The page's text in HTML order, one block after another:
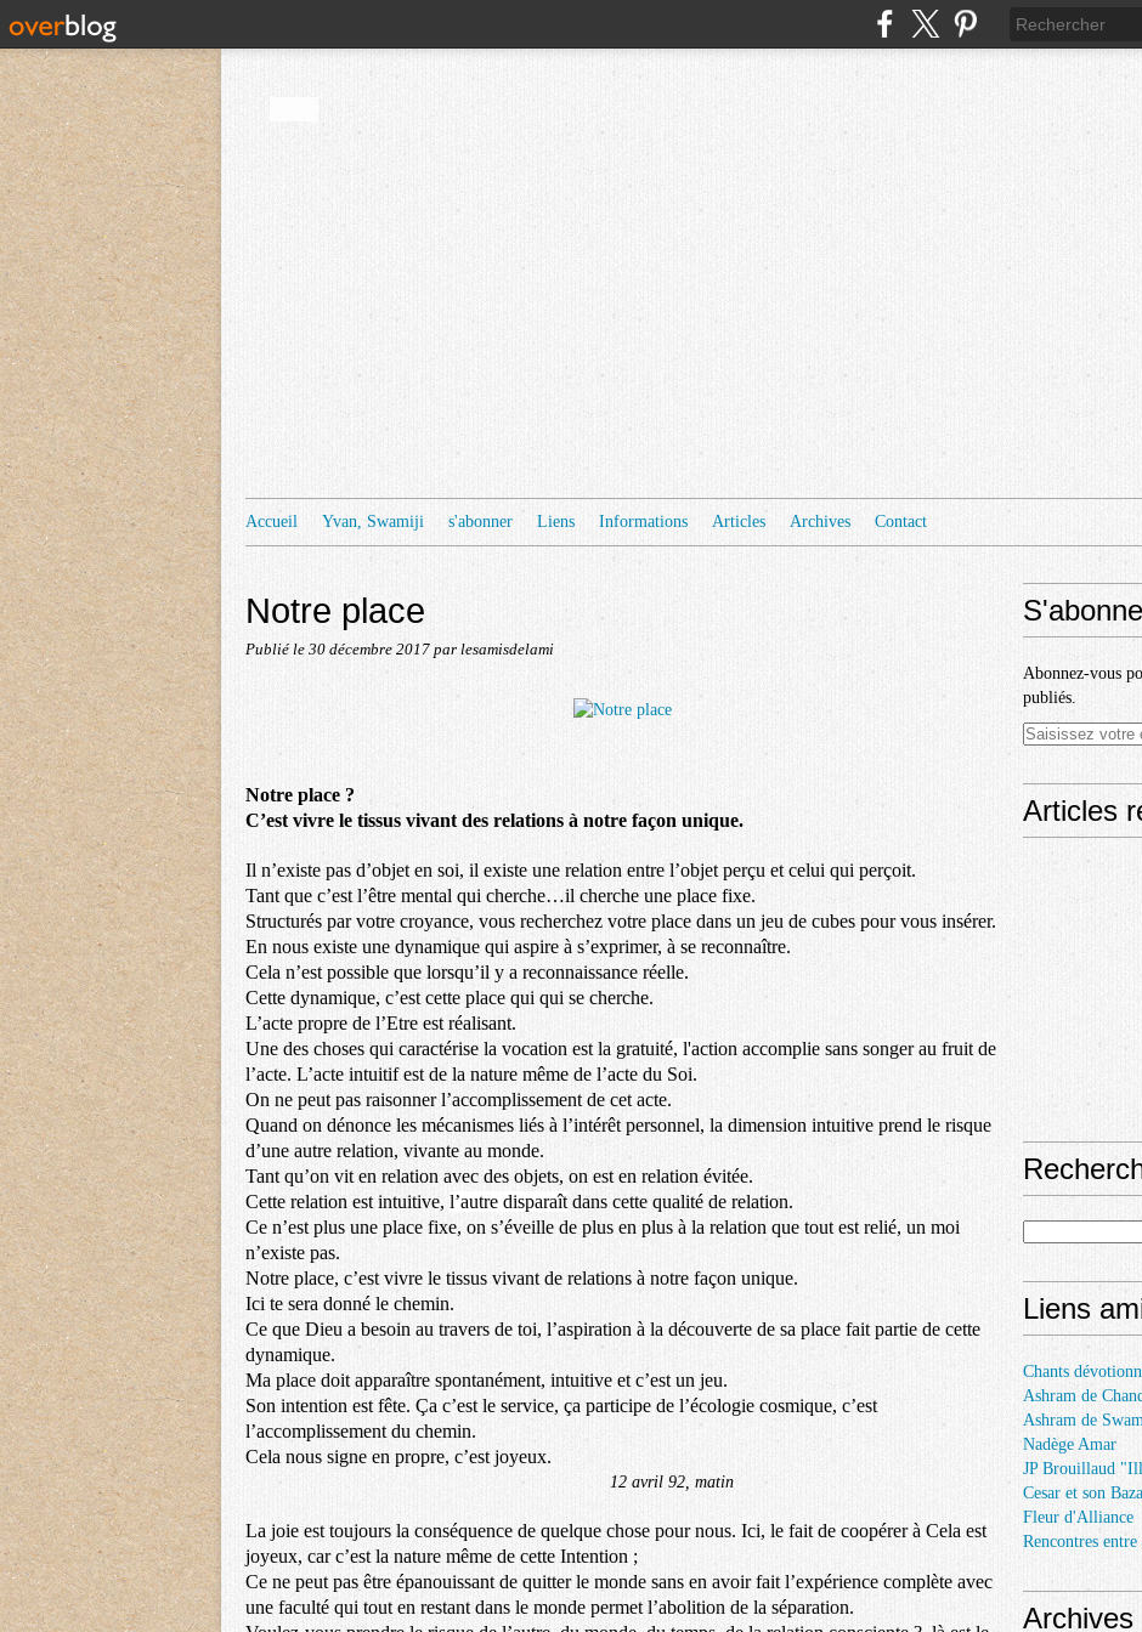
Accueil Yvan, Swamiji s'abonner Liens Informations Articles Archives Contact
Notre place
Publié le 30 décembre 2017 par lesamisdelami
Notre place ?
C’est vivre le tissus vivant des relations à notre façon unique.
Il n’existe pas d’objet en soi, il existe une relation entre l’objet perçu et celui qui perçoit.
Tant que c’est l’être mental qui cherche…il cherche une place fixe.
Structurés par votre croyance, vous recherchez votre place dans un jeu de cubes pour vous insérer.
En nous existe une dynamique qui aspire à s’exprimer, à se reconnaître.
Cela n’est possible que lorsqu’il y a reconnaissance réelle.
Cette dynamique, c’est cette place qui qui se cherche.
L’acte propre de l’Etre est réalisant.
Une des choses qui caractérise la vocation est la gratuité, l'action accomplie sans songer au fruit de
l’acte. L’acte intuitif est de la nature même de l’acte du Soi.
On ne peut pas raisonner l’accomplissement de cet acte.
Quand on dénonce les mécanismes liés à l’intérêt personnel, la dimension intuitive prend le risque
d’une autre relation, vivante au monde.
Tant qu’on vit en relation avec des objets, on est en relation évitée.
Cette relation est intuitive, l’autre disparaît dans cette qualité de relation.
Ce n’est plus une place fixe, on s’éveille de plus en plus à la relation que tout est relié, un moi
n’existe pas.
Notre place, c’est vivre le tissus vivant de relations à notre façon unique.
Ici te sera donné le chemin.
Ce que Dieu a besoin au travers de toi, l’aspiration à la découverte de sa place fait partie de cette
dynamique.
Ma place doit apparaître spontanément, intuitive et c’est un jeu.
Son intention est fête. Ça c’est le service, ça participe de l’écologie cosmique, c’est
l’accomplissement du chemin.
Cela nous signe en propre, c’est joyeux.
12 avril 92, matin
La joie est toujours la conséquence de quelque chose pour nous. Ici, le fait de coopérer à Cela est
joyeux, car c’est la nature même de cette Intention ;
Ce ne peut pas être épanouissant de quitter le monde sans en avoir fait l’expérience complète avec
une faculté qui tout en restant dans le monde permet l’abolition de la séparation.
Abonnez-vous
publiés.
Articles
Liens
Chants
Ashram de
Ashram de
Nadège Amar
JP Brouillaud
Cesar et son
Fleur d'Alliance
Rencontres
Archives